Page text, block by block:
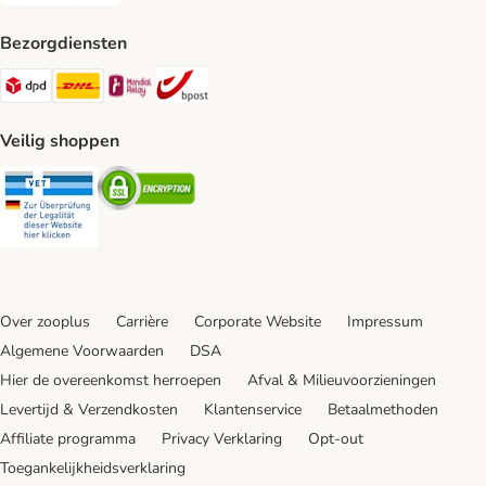
Bezorgdiensten
Dpd Shipping Method
DHL Shipping Method
Mondial Relay Shipping Method
Veilig shoppen
Security Security
Over zooplus Carrière Corporate Website
Impressum
Algemene Voorwaarden
DSA
Hier de overeenkomst herroepen
Afval & Milieuvoorzieningen
Levertijd & Verzendkosten
Klantenservice
Betaalmethoden
Affiliate programma
Privacy Verklaring
Opt-out
Toegankelijkheidsverklaring